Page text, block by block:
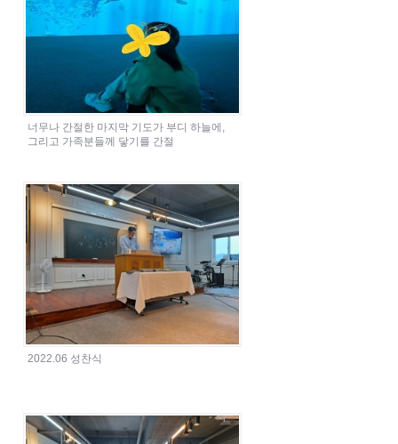
너무나 간절한 마지막 기도가 부디 하늘에,
그리고 가족분들께 닿기를 간절
2022.06 성찬식